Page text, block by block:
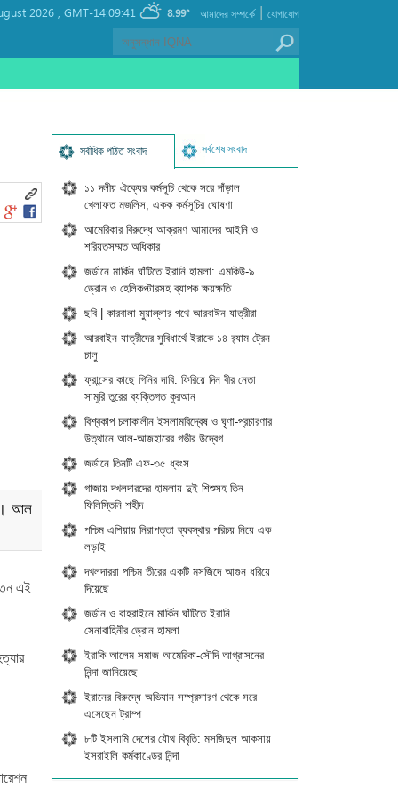
2026 , GMT-14:09:41 8.99° যোগাযোগ
|
আমাদের সম্পর্কে
আল
এই
সর্বাধিক পঠিত সংবাদ সর্বশেষ সংবাদ
১১ দলীয় ঐক্যের কর্মসূচি থেকে সরে দাঁড়াল
খেলাফত মজলিস, একক কর্মসূচির ঘোষণা
আমেরিকার বিরুদ্ধে আক্রমণ আমাদের আইনি ও
শরিয়তসম্মত অধিকার
জর্ডানে মার্কিন ঘাঁটিতে ইরানি হামলা: এমকিউ-৯
ড্রোন ও হেলিকপ্টারসহ ব্যাপক ক্ষয়ক্ষতি
ছবি | কারবালা মুয়াল্লার পথে আরবাঈন যাত্রীরা
আরবাইন যাত্রীদের সুবিধার্থে ইরাকে ১৪ র‍্যাম ট্রেন
চালু
ফ্রান্সের কাছে গিনির দাবি: ফিরিয়ে দিন বীর নেতা
সামুরি তুরের ব্যক্তিগত কুরআন
বিশ্বকাপ চলাকালীন ইসলামবিদ্বেষ ও ঘৃণা-প্রচারণার
উত্থানে আল-আজহারের গভীর উদ্বেগ
জর্ডানে তিনটি এফ-৩৫ ধ্বংস
গাজায় দখলদারদের হামলায় দুই শিশুসহ তিন
ফিলিস্তিনি শহীদ
পশ্চিম এশিয়ায় নিরাপত্তা ব্যবস্থার পরিচয় নিয়ে এক
লড়াই
দখলদাররা পশ্চিম তীরের একটি মসজিদে আগুন ধরিয়ে
দিয়েছে
জর্ডান ও বাহরাইনে মার্কিন ঘাঁটিতে ইরানি
সেনাবাহিনীর ড্রোন হামলা
ইরাকি আলেম সমাজ আমেরিকা-সৌদি আগ্রাসনের
নিন্দা জানিয়েছে
ইরানের বিরুদ্ধে অভিযান সম্প্রসারণ থেকে সরে
এসেছেন ট্রাম্প
৮টি ইসলামি দেশের যৌথ বিবৃতি: মসজিদুল আকসায়
ইসরাইলি কর্মকাণ্ডের নিন্দা